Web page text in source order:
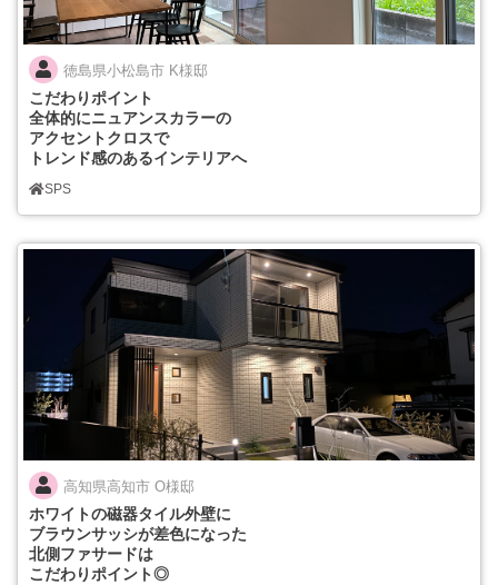
徳島県小松島市 K様邸
こだわりポイント
全体的にニュアンスカラーの
アクセントクロスで
トレンド感のあるインテリアへ
SPS
高知県高知市 O様邸
ホワイトの磁器タイル外壁に
ブラウンサッシが差色になった
北側ファサードは
こだわりポイント◎